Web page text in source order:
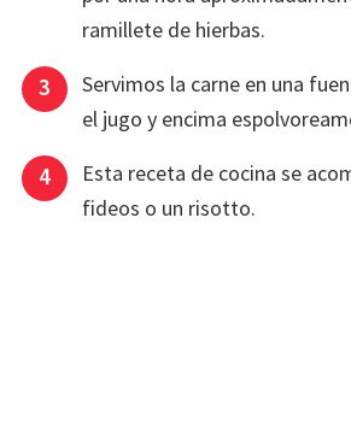
ramillete de hierbas.
Servimos la carne en una
el jugo y encima
Esta receta de cocina se
fideos o un risotto.